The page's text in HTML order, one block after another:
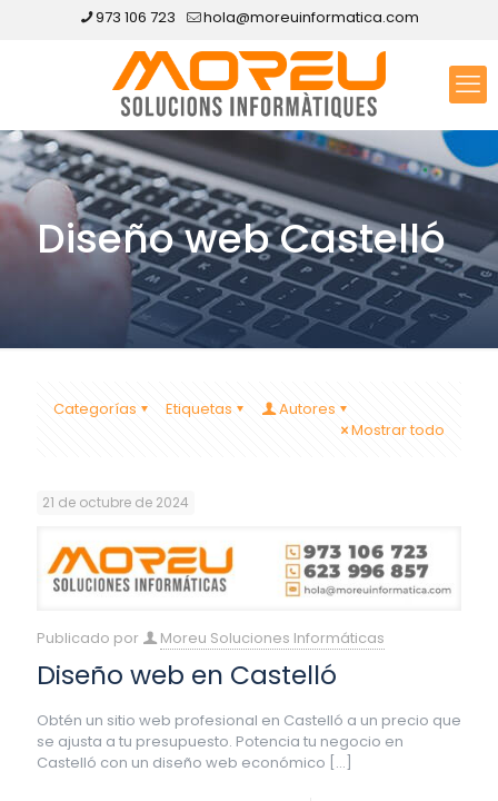
973 106 723 hola@moreuinformatica.com
Diseño web Castelló
Categorías Etiquetas
Autores
Mostrar todo
21 de octubre de 2024
Publicado por Moreu Soluciones Informáticas
Diseño web en Castelló
Obtén un sitio web profesional en Castelló a un precio que
se ajusta a tu presupuesto. Potencia tu negocio en
Castelló con un diseño web económico […]